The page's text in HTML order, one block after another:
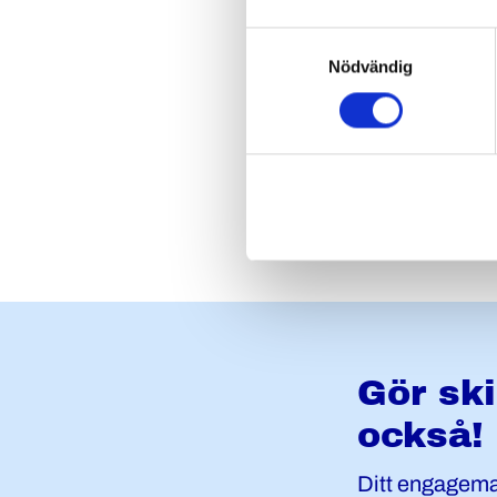
Nödvändig
person för
– För mig är
speciellt yrke.
annan – det
om är det
Gör
också!
Ditt